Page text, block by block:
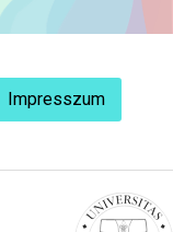
Impresszum